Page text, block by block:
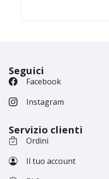
Servizio clienti
Ordini
Il tuo account
Seguici
Facebook
Instagram